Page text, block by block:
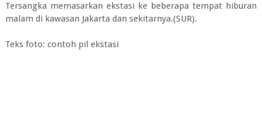
Tersangka memasarkan ekstasi ke beberapa tempat hiburan
malam di kawasan Jakarta dan sekitarnya.(SUR).
Teks foto: contoh pil ekstasi